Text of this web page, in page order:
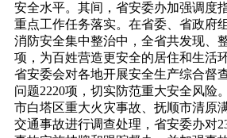
安全水平。其间，省安委办加强调度
重点工作任务落实。在省委、省政府
消防安全集中整治中，全省共发现、
项，为百姓营造更安全的居住和生活
省安委会对各地开展安全生产综合督
问题2220项，切实防范重大安全风险
市白塔区重大火灾事故、抚顺市清原
交通事故进行调查处理，省安委办对